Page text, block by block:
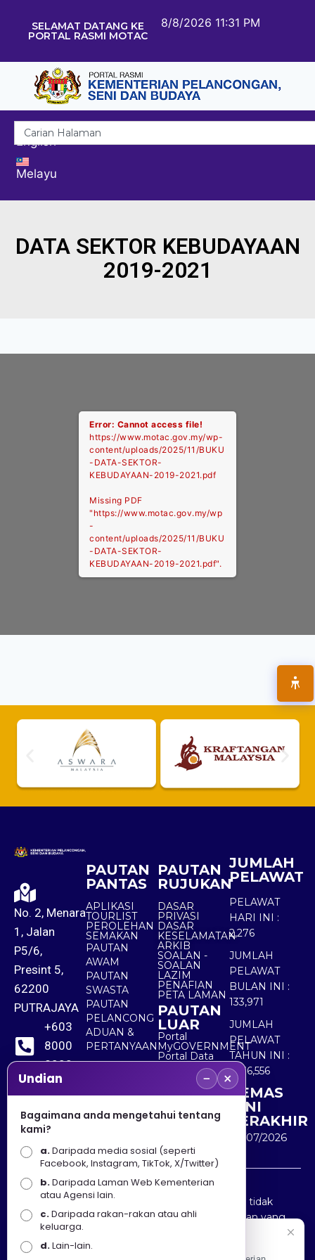
SELAMAT DATANG KE
PORTAL RASMI MOTAC
8/8/2026 11:31 PM
English
Melayu
DATA SEKTOR KEBUDAYAAN
2019-2021
Error: Cannot access file!
https://www.motac.gov.my/wp-
content/uploads/2025/11/BUKU
-DATA-SEKTOR-
KEBUDAYAAN-2019-2021.pdf
Missing PDF
"https://www.motac.gov.my/wp
-
content/uploads/2025/11/BUKU
-DATA-SEKTOR-
KEBUDAYAAN-2019-2021.pdf".
No. 2, Menara
1, Jalan
P5/6,
Presint 5,
62200
PUTRAJAYA
+603
8000
8000
+603
8891
7100
PAUTAN
PANTAS
APLIKASI
TOURLIST
PEROLEHAN
SEMAKAN
PAUTAN
AWAM
PAUTAN
SWASTA
PAUTAN
PELANCONG
ADUAN &
PERTANYAAN
PAUTAN
RUJUKAN
DASAR
PRIVASI
DASAR
KESELAMATAN
ARKIB
SOALAN -
SOALAN
LAZIM
PENAFIAN
PETA LAMAN
PAUTAN
LUAR
Portal
MyGOVERNMENT
Portal Data
Terbuka
Sektor Awam
JUMLAH
PELAWAT
PELAWAT
HARI INI :
2,276
JUMLAH
PELAWAT
BULAN INI :
133,971
JUMLAH
PELAWAT
TAHUN INI :
5,536,556
KEMAS
KINI
TERAKHIR
30/07/2026
Penafian : Kerajaan Malaysia dan Kementerian
Pelancongan Seni dan Budaya (MOTAC) adalah tidak
bertanggungjawab atas kehilangan atau kerugian yang
disebabkan oleh penggunaan mana-mana maklumat
yang diperolehi dari portal ini.
Undian − ×
Bagaimana anda mengetahui tentang
kami?
a.Daripada media sosial (seperti
Facebook, Instagram, TikTok, X/Twitter)
b.Daripada Laman Web Kementerian
atau Agensi lain.
c.Daripada rakan-rakan atau ahli
keluarga.
d.Lain-lain.